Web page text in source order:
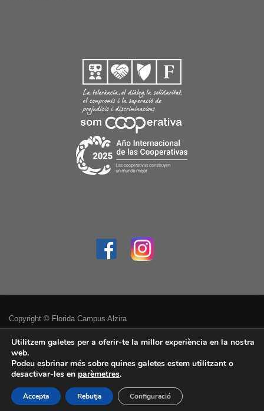
Copyright © Florida Campus Alzira
Política de privacitat
Avís legal
Accessibilitat
Utilitzem galetes per a oferir-te la millor experiència en la nostra
web.
Podeu esbrinar més sobre quines galetes estem utilitzant o
desactivar-les en parèmetres.
Accepta Rebutja Configuració